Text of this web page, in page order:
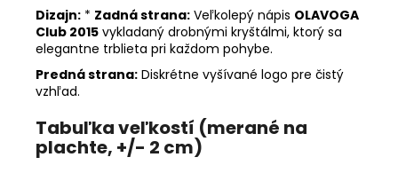
Dizajn: * Zadná strana: Veľkolepý nápis OLAVOGA
Club 2015 vykladaný drobnými kryštálmi, ktorý sa
elegantne trblieta pri každom pohybe.
Predná strana: Diskrétne vyšívané logo pre čistý
vzhľad.
Tabuľka veľkostí (merané na
plachte, +/- 2 cm)